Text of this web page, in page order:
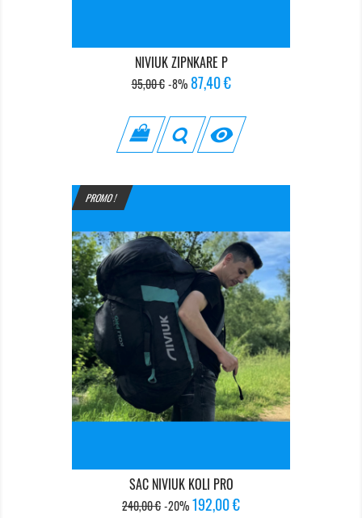
NIVIUK ZIPNKARE P
Prix
de
base
95,00 € -8% Prix
87,40 €

PROMO !
SAC NIVIUK KOLI PRO
Prix
240,00 €-20%Prix
192,00 €